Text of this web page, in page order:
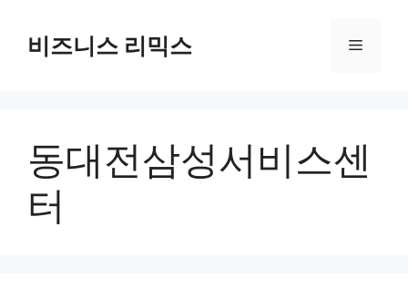
비즈니스 리믹스 메
동대전삼성서비스센
터